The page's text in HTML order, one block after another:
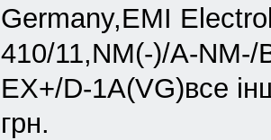
Germany,EMI
410/11,NM(-)/A-
ЕХ+/D-1A(VG)все
грн.